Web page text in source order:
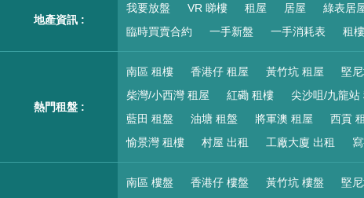
地產資訊 :
我要放盤 VR 睇樓 租屋 居屋 綠表居
臨時買賣合約
一手新盤 一手消耗表 租
熱門租盤 :
南區 租樓 香港仔 租屋 黃竹坑 租屋 堅
柴灣/小西灣 租屋
紅磡 租樓 尖沙咀/九龍站
藍田 租盤
油塘 租盤 將軍澳 租屋 西貢
愉景灣 租樓
村屋 出租 工廠大廈 出租
南區 樓盤 香港仔 樓盤 黃竹坑 樓盤 堅